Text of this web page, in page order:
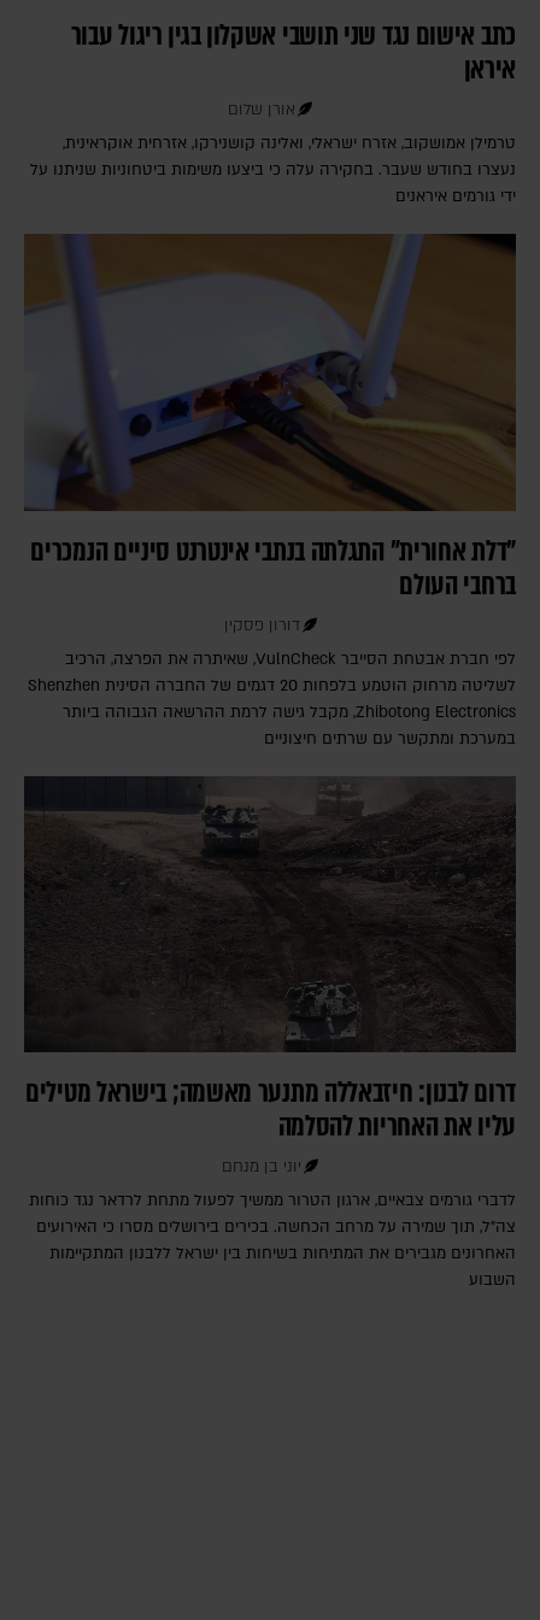
כתב אישום נגד שני תושבי אשקלון בגין ריגול עבור
איראן
אורן שלום
טרמילן אמושקוב, אזרח ישראלי, ואלינה קושנירקו, אזרחית אוקראינית,
נעצרו בחודש שעבר. בחקירה עלה כי ביצעו משימות ביטחוניות שניתנו על
ידי גורמים איראנים
"דלת אחורית" התגלתה בנתבי אינטרנט סיניים הנמכרים
ברחבי העולם
דורון פסקין
לפי חברת אבטחת הסייבר VulnCheck‎, שאיתרה את הפרצה, הרכיב
לשליטה מרחוק הוטמע בלפחות 20 דגמים של החברה הסינית Shenzhen
Zhibotong Electronics‎, מקבל גישה לרמת ההרשאה הגבוהה ביותר
במערכת ומתקשר עם שרתים חיצוניים
דרום לבנון: חיזבאללה מתנער מאשמה; בישראל מטילים
עליו את האחריות להסלמה
יוני בן מנחם
לדברי גורמים צבאיים, ארגון הטרור ממשיך לפעול מתחת לרדאר נגד כוחות
צה"ל, תוך שמירה על מרחב הכחשה. בכירים בירושלים מסרו כי האירועים
האחרונים מגבירים את המתיחות בשיחות בין ישראל ללבנון המתקיימות
השבוע